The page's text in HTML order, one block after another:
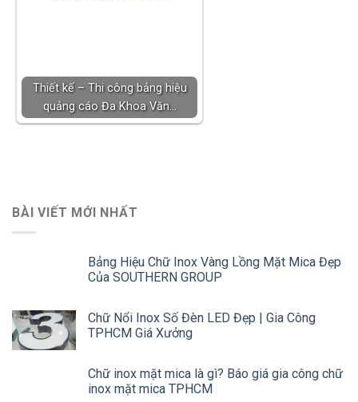
Thiết kế – Thi công bảng hiệu
quảng cáo Đa Khoa Văn…
BÀI VIẾT MỚI NHẤT
Bảng Hiệu Chữ Inox Vàng Lồng Mặt Mica Đẹp
Của SOUTHERN GROUP
Chữ Nổi Inox Số Đèn LED Đẹp | Gia Công
TPHCM Giá Xưởng
Chữ inox mặt mica là gì? Báo giá gia công chữ
inox mặt mica TPHCM